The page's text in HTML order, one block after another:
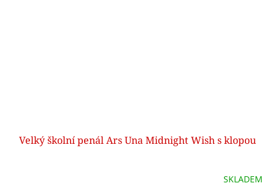
Velký školní penál Ars Una Midnight Wish s klopou
SKLADEM